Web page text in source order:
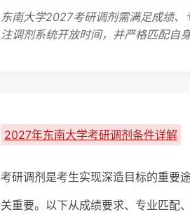
东南大学2027考研调剂需满足成绩
注调剂系统开放时间，并严格匹配自
2027年东南大学考研调剂条件详解
考研调剂是考生实现深造目标的重要
关重要。以下从成绩要求、专业匹配